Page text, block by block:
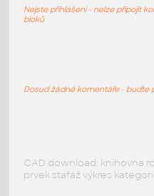
Dveře
B Reynaers
Outside
Nejste přihlášeni - nelze připojit
bloků
Dosud žádné komentáře - buďte
CAD download: knihovna
prvek stafáž výkres